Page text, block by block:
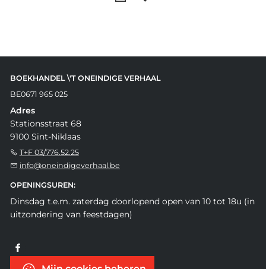
BOEKHANDEL \'T ONEINDIGE VERHAAL
BE0671 965 025
Adres
Stationsstraat 68
9100 Sint-Niklaas
T+F 03/776.52.25
info@oneindigeverhaal.be
OPENINGSUREN:
Dinsdag t.e.m. zaterdag doorlopend open van 10 tot 18u (in
uitzondering van feestdagen)